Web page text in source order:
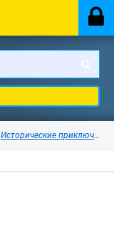
Исторические приключения